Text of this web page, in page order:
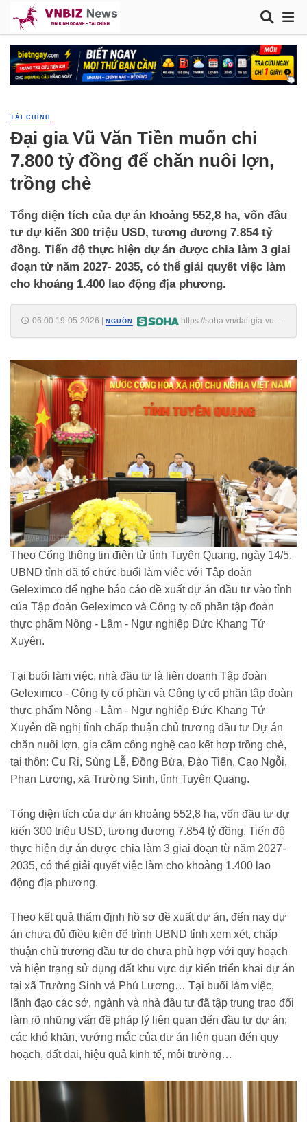
TÀI CHÍNH
Đại gia Vũ Văn Tiền muốn chi
7.800 tỷ đồng để chăn nuôi lợn,
trồng chè
Tổng diện tích của dự án khoảng 552,8 ha, vốn đầu
tư dự kiến 300 triệu USD, tương đương 7.854 tỷ
đồng. Tiến độ thực hiện dự án được chia làm 3 giai
đoạn từ năm 2027- 2035, có thể giải quyết việc làm
cho khoảng 1.400 lao động địa phương.
06:00 19-05-2026 NGUỒN :
https://soha.vn/dai-gia-vu-
Theo Cổng thông tin điện tử tỉnh Tuyên Quang, ngày 14/5,
UBND tỉnh đã tổ chức buổi làm việc với Tập đoàn
Geleximco để nghe báo cáo đề xuất dự án đầu tư vào tỉnh
của Tập đoàn Geleximco và Công ty cổ phần tập đoàn
thực phẩm Nông - Lâm - Ngư nghiệp Đức Khang Tứ
Xuyên.
Tại buổi làm việc, nhà đầu tư là liên doanh Tập đoàn
Geleximco - Công ty cổ phần và Công ty cổ phần tập đoàn
thực phẩm Nông - Lâm - Ngư nghiệp Đức Khang Tứ
Xuyên đề nghị tỉnh chấp thuận chủ trương đầu tư Dự án
chăn nuôi lợn, gia cầm công nghệ cao kết hợp trồng chè,
tại thôn: Cu Ri, Sùng Lễ, Đồng Bừa, Đào Tiến, Cao Ngỗi,
Phan Lương, xã Trường Sinh, tỉnh Tuyên Quang.
Tổng diện tích của dự án khoảng 552,8 ha, vốn đầu tư dự
kiến 300 triệu USD, tương đương 7.854 tỷ đồng. Tiến độ
thực hiện dự án được chia làm 3 giai đoạn từ năm 2027-
2035, có thể giải quyết việc làm cho khoảng 1.400 lao
động địa phương.
Theo kết quả thẩm định hồ sơ đề xuất dự án, đến nay dự
án chưa đủ điều kiện để trình UBND tỉnh xem xét, chấp
thuận chủ trương đầu tư do chưa phù hợp với quy hoạch
và hiện trạng sử dụng đất khu vực dự kiến triển khai dự án
tại xã Trường Sinh và Phú Lương… Tại buổi làm việc,
lãnh đạo các sở, ngành và nhà đầu tư đã tập trung trao đổi
làm rõ những vấn đề pháp lý liên quan đến đầu tư dự án;
các khó khăn, vướng mắc của dự án liên quan đến quy
hoạch, đất đai, hiệu quả kinh tế, môi trường…